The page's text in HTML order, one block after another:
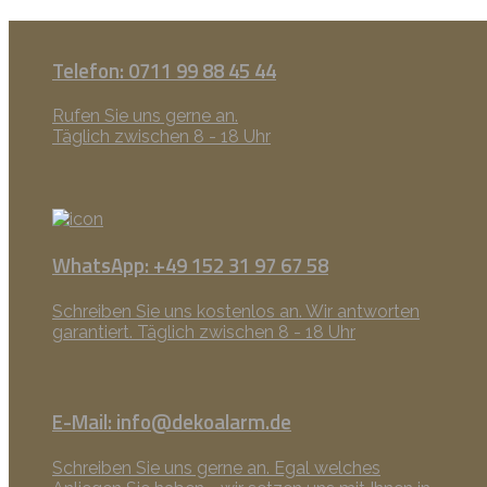
Telefon: 0711 99 88 45 44
Rufen Sie uns gerne an.
Täglich zwischen 8 - 18 Uhr
WhatsApp: +49 152 31 97 67 58
Schreiben Sie uns kostenlos an. Wir antworten
garantiert. Täglich zwischen 8 - 18 Uhr
E-Mail: info@dekoalarm.de
Schreiben Sie uns gerne an. Egal welches